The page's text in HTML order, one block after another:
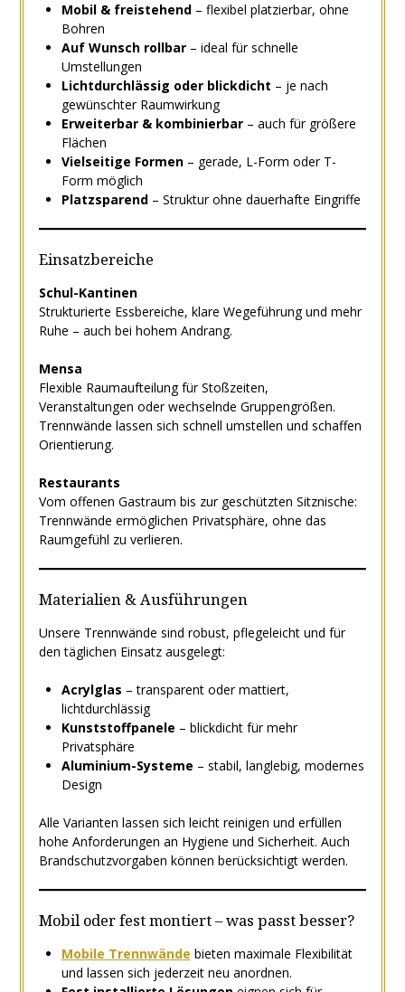
Mobil & freistehend– flexibel platzierbar, ohne
Bohren
Auf Wunsch rollbar– ideal für schnelle
Umstellungen
Lichtdurchlässig oder blickdicht – je nach
gewünschter Raumwirkung
Erweiterbar & kombinierbar– auch für größere
Flächen
Vielseitige Formen– gerade, L-Form oder T-
Form möglich
Platzsparend– Struktur ohne dauerhafte Eingriffe
Einsatzbereiche
Schul-Kantinen
Strukturierte Essbereiche, klare Wegeführung und mehr
Ruhe – auch bei hohem Andrang.
Mensa
Flexible Raumaufteilung für Stoßzeiten,
Veranstaltungen oder wechselnde Gruppengrößen.
Trennwände lassen sich schnell umstellen und schaffen
Orientierung.
Restaurants
Vom offenen Gastraum bis zur geschützten Sitznische:
Trennwände ermöglichen Privatsphäre, ohne das
Raumgefühl zu verlieren.
Materialien & Ausführungen
Unsere Trennwände sind robust, pflegeleicht und für
den täglichen Einsatz ausgelegt:
Acrylglas – transparent oder mattiert,
lichtdurchlässig
Kunststoffpanele – blickdicht für mehr
Privatsphäre
Aluminium-Systeme – stabil, langlebig, modernes
Design
Alle Varianten lassen sich leicht reinigen und erfüllen
hohe Anforderungen an Hygiene und Sicherheit. Auch
Brandschutzvorgaben können berücksichtigt werden.
Mobil oder fest montiert – was passt besser?
Mobile Trennwände bieten maximale Flexibilität
und lassen sich jederzeit neu anordnen.